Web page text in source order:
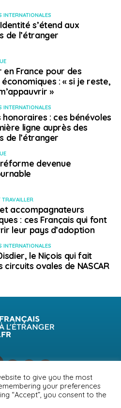
Il est recommandé de
celles-ci avant tout
concernant
juillet 2024
ces dernières années, liés à
forêts du nord-est de l’Italie
les randonneurs à la
manifestations à l’appel de
de fêtes religieuses,
il est recommandé de faire
vigilance accrue. Il
de tout rassemblement,
D’éventuelles perturbations
que des interruptions des
et d’Internet se produisent
les déplacements dans les
et du Baloutchistan
Les Français de
sur lefil d’Ariane,
INTERNATIONALES
s’étend aux
de l’étranger
en France pour des
: « si je reste,
»
INTERNATIONALES
honoraires : ces bénévoles
ligne auprès des
de l’étranger
réforme devenue
TRAVAILLER
accompagnateurs
: ces Français qui font
leur pays d’adoption
INTERNATIONALES
le Niçois qui fait
circuits ovales de NASCAR
CONTACTS
MENTIONS LÉGALES
DE CONFIDENTIALITÉ
to give you the most
your preferences
“Accept”, you consent to the